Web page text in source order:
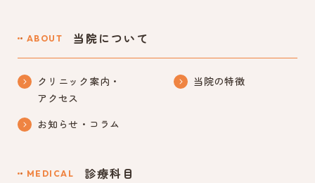
ABOUT 当院について
クリニック案内・
アクセス
当院の特徴
お知らせ・コラム
MEDICAL 診療科目